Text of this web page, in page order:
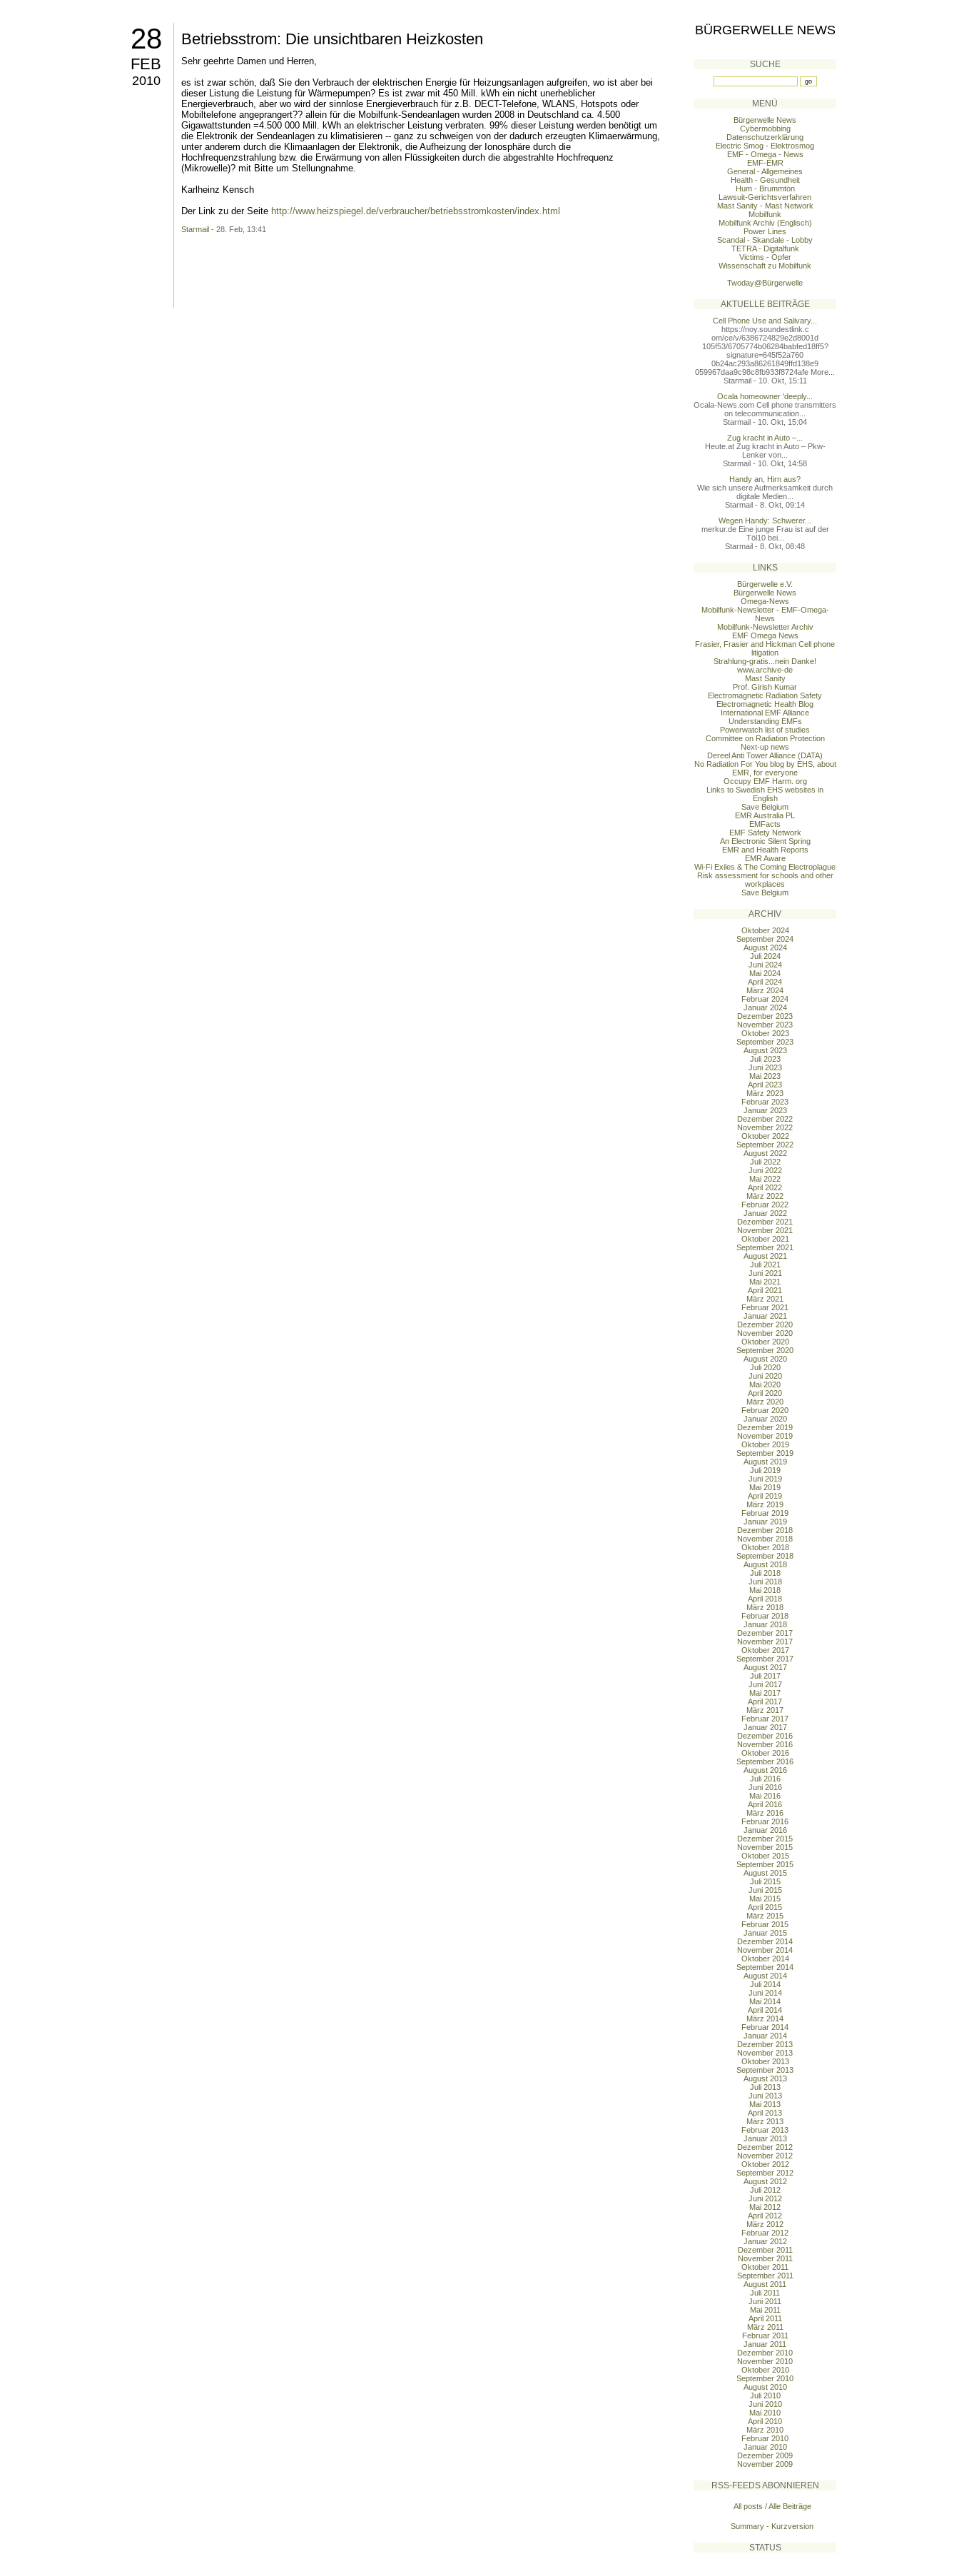
28
FEB
2010
Betriebsstrom: Die unsichtbaren Heizkosten
Sehr geehrte Damen und Herren,
es ist zwar schön, daß Sie den Verbrauch der elektrischen Energie für Heizungsanlagen aufgreifen, wo ist aber bei
dieser Listung die Leistung für Wärmepumpen? Es ist zwar mit 450 Mill. kWh ein nicht unerheblicher
Energieverbrauch, aber wo wird der sinnlose Energieverbrauch für z.B. DECT-Telefone, WLANS, Hotspots oder
Mobiltelefone angeprangert?? allein für die Mobilfunk-Sendeanlagen wurden 2008 in Deutschland ca. 4.500
Gigawattstunden =4.500 000 Mill. kWh an elektrischer Leistung verbraten. 99% dieser Leistung werden benötigt um
die Elektronik der Sendeanlagen zu klimatisieren -- ganz zu schweigen von der dadurch erzeugten Klimaerwärmung,
unter anderem durch die Klimaanlagen der Elektronik, die Aufheizung der Ionosphäre durch die
Hochfrequenzstrahlung bzw. die Erwärmung von allen Flüssigkeiten durch die abgestrahlte Hochfrequenz
(Mikrowelle)? mit Bitte um Stellungnahme.
Karlheinz Kensch
Der Link zu der Seite http://www.heizspiegel.de/verbraucher/betriebsstromkosten/index.html
Starmail - 28. Feb, 13:41
BÜRGERWELLE NEWS
SUCHE
MENÜ
Bürgerwelle News
Cybermobbing
Datenschutzerklärung
Electric Smog - Elektrosmog
EMF - Omega - News
EMF-EMR
General - Allgemeines
Health - Gesundheit
Hum - Brummton
Lawsuit-Gerichtsverfahren
Mast Sanity - Mast Network
Mobilfunk
Mobilfunk Archiv (Englisch)
Power Lines
Scandal - Skandale - Lobby
TETRA - Digitalfunk
Victims - Opfer
Wissenschaft zu Mobilfunk
Twoday@Bürgerwelle
AKTUELLE BEITRÄGE
Cell Phone Use and Salivary...
https://noy.soundestlink.c
om/ce/v/6386724829e2d8001d
105f53/6705774b06284babfed18ff5?
signature=645f52a760
0b24ac293a86261849ffd138e9
059967daa9c98c8fb933f8724afe More...
Starmail - 10. Okt, 15:11
Ocala homeowner 'deeply...
Ocala-News.com Cell phone transmitters
on telecommunication...
Starmail - 10. Okt, 15:04
Zug kracht in Auto –...
Heute.at Zug kracht in Auto – Pkw-
Lenker von...
Starmail - 10. Okt, 14:58
Handy an, Hirn aus?
Wie sich unsere Aufmerksamkeit durch
digitale Medien...
Starmail - 8. Okt, 09:14
Wegen Handy: Schwerer...
merkur.de Eine junge Frau ist auf der
Töl10 bei...
Starmail - 8. Okt, 08:48
LINKS
Bürgerwelle e.V.
Bürgerwelle News
Omega-News
Mobilfunk-Newsletter - EMF-Omega-
News
Mobilfunk-Newsletter Archiv
EMF Omega News
Frasier, Frasier and Hickman Cell phone
litigation
Strahlung-gratis...nein Danke!
www.archive-de
Mast Sanity
Prof. Girish Kumar
Electromagnetic Radiation Safety
Electromagnetic Health Blog
International EMF Alliance
Understanding EMFs
Powerwatch list of studies
Committee on Radiation Protection
Next-up news
Dereel Anti Tower Alliance (DATA)
No Radiation For You blog by EHS, about
EMR, for everyone
Occupy EMF Harm. org
Links to Swedish EHS websites in
English
Save Belgium
EMR Australia PL
EMFacts
EMF Safety Network
An Electronic Silent Spring
EMR and Health Reports
EMR Aware
Wi-Fi Exiles & The Coming Electroplague
Risk assessment for schools and other
workplaces
Save Belgium
ARCHIV
Oktober 2024
September 2024
August 2024
Juli 2024
Juni 2024
Mai 2024
April 2024
März 2024
Februar 2024
Januar 2024
Dezember 2023
November 2023
Oktober 2023
September 2023
August 2023
Juli 2023
Juni 2023
Mai 2023
April 2023
März 2023
Februar 2023
Januar 2023
Dezember 2022
November 2022
Oktober 2022
September 2022
August 2022
Juli 2022
Juni 2022
Mai 2022
April 2022
März 2022
Februar 2022
Januar 2022
Dezember 2021
November 2021
Oktober 2021
September 2021
August 2021
Juli 2021
Juni 2021
Mai 2021
April 2021
März 2021
Februar 2021
Januar 2021
Dezember 2020
November 2020
Oktober 2020
September 2020
August 2020
Juli 2020
Juni 2020
Mai 2020
April 2020
März 2020
Februar 2020
Januar 2020
Dezember 2019
November 2019
Oktober 2019
September 2019
August 2019
Juli 2019
Juni 2019
Mai 2019
April 2019
März 2019
Februar 2019
Januar 2019
Dezember 2018
November 2018
Oktober 2018
September 2018
August 2018
Juli 2018
Juni 2018
Mai 2018
April 2018
März 2018
Februar 2018
Januar 2018
Dezember 2017
November 2017
Oktober 2017
September 2017
August 2017
Juli 2017
Juni 2017
Mai 2017
April 2017
März 2017
Februar 2017
Januar 2017
Dezember 2016
November 2016
Oktober 2016
September 2016
August 2016
Juli 2016
Juni 2016
Mai 2016
April 2016
März 2016
Februar 2016
Januar 2016
Dezember 2015
November 2015
Oktober 2015
September 2015
August 2015
Juli 2015
Juni 2015
Mai 2015
April 2015
März 2015
Februar 2015
Januar 2015
Dezember 2014
November 2014
Oktober 2014
September 2014
August 2014
Juli 2014
Juni 2014
Mai 2014
April 2014
März 2014
Februar 2014
Januar 2014
Dezember 2013
November 2013
Oktober 2013
September 2013
August 2013
Juli 2013
Juni 2013
Mai 2013
April 2013
März 2013
Februar 2013
Januar 2013
Dezember 2012
November 2012
Oktober 2012
September 2012
August 2012
Juli 2012
Juni 2012
Mai 2012
April 2012
März 2012
Februar 2012
Januar 2012
Dezember 2011
November 2011
Oktober 2011
September 2011
August 2011
Juli 2011
Juni 2011
Mai 2011
April 2011
März 2011
Februar 2011
Januar 2011
Dezember 2010
November 2010
Oktober 2010
September 2010
August 2010
Juli 2010
Juni 2010
Mai 2010
April 2010
März 2010
Februar 2010
Januar 2010
Dezember 2009
November 2009
RSS-FEEDS ABONNIEREN
All posts / Alle Beiträge
Summary - Kurzversion
STATUS